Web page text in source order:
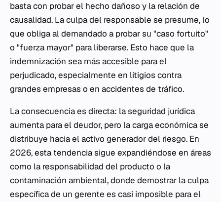
basta con probar el hecho dañoso y la relación de
causalidad. La culpa del responsable se presume, lo
que obliga al demandado a probar su "caso fortuito"
o "fuerza mayor" para liberarse. Esto hace que la
indemnización sea más accesible para el
perjudicado, especialmente en litigios contra
grandes empresas o en accidentes de tráfico.
La consecuencia es directa: la seguridad jurídica
aumenta para el deudor, pero la carga económica se
distribuye hacia el activo generador del riesgo. En
2026, esta tendencia sigue expandiéndose en áreas
como la responsabilidad del producto o la
contaminación ambiental, donde demostrar la culpa
específica de un gerente es casi imposible para el